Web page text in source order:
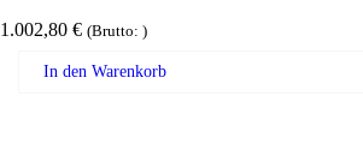
1.002,80 € (Brutto: )
In den Warenkorb